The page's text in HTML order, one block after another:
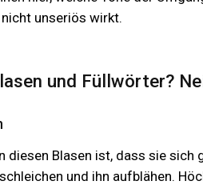
unseriös wirkt.
und Füllwörter?
diesen Blasen ist, dass sie
und ihn aufblähen.